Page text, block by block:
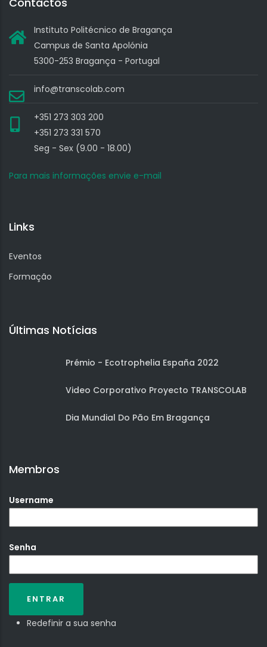
Instituto Politécnico de Bragança
Campus de Santa Apolónia
5300-253 Bragança - Portugal
info@transcolab.com
+351 273 303 200
+351 273 331 570
Seg - Sex (9.00 - 18.00)
Para mais informações envie e-mail
Links
Eventos
Formação
Últimas Notícias
Prémio - Ecotrophelia España 2022
Video Corporativo Proyecto TRANSCOLAB
Dia Mundial Do Pão Em Bragança
Membros
Username
Senha
Redefinir a sua senha